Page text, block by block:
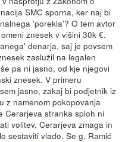
SMC sporna, ker naj bi
'porekla'? O tem avtor
znesek v višini 30k €.
denarja, saj je povsem
zaslužil na legalen
pa ni jasno, od kje njegovi
znesek. V primeru
jasno, zakaj bi podjetnik iz
z namenom pokopovanja
Cerarjeva stranka sploh ni
volitev, Cerarjeva zmaga in
sestaviti vlado. Se g. Ramić